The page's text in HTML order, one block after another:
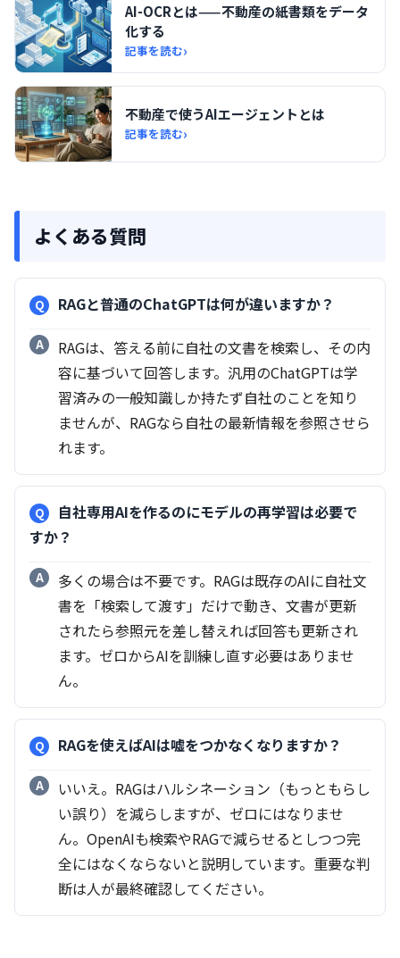
AI-OCRとは——不動産の紙書類をデータ
化する
記事を読む›
不動産で使うAIエージェントとは
記事を読む›
よくある質問
RAGと普通のChatGPTは何が違いますか？
RAGは、答える前に自社の文書を検索し、その内
容に基づいて回答します。汎用のChatGPTは学
習済みの一般知識しか持たず自社のことを知り
ませんが、RAGなら自社の最新情報を参照させら
れます。
自社専用AIを作るのにモデルの再学習は必要で
すか？
多くの場合は不要です。RAGは既存のAIに自社文
書を「検索して渡す」だけで動き、文書が更新
されたら参照元を差し替えれば回答も更新され
ます。ゼロからAIを訓練し直す必要はありませ
ん。
RAGを使えばAIは嘘をつかなくなりますか？
いいえ。RAGはハルシネーション（もっともらし
い誤り）を減らしますが、ゼロにはなりませ
ん。OpenAIも検索やRAGで減らせるとしつつ完
全にはなくならないと説明しています。重要な判
断は人が最終確認してください。